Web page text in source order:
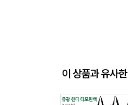
이 상품과 유사한